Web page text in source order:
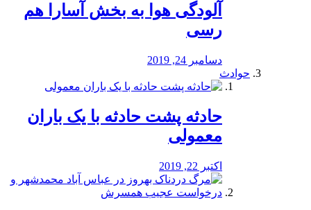
آلودگی هوا به بخش آسارا هم
رسی
دسامبر 24, 2019
حوادث
️حادثه پشت حادثه با یک باران
معمولی
اکتبر 22, 2019